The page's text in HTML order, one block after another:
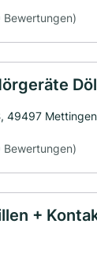
Bewertungen)
49497 Mettingen
Bewertungen)
+